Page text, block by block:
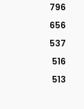
796
656
537
516
513